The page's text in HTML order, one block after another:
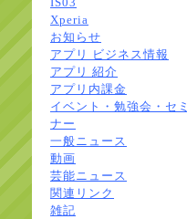
Xperia
お知らせ
アプリ ビジネス情報
アプリ 紹介
アプリ内課金
イベント・勉強会・セミ
ナー
一般ニュース
動画
芸能ニュース
関連リンク
雑記